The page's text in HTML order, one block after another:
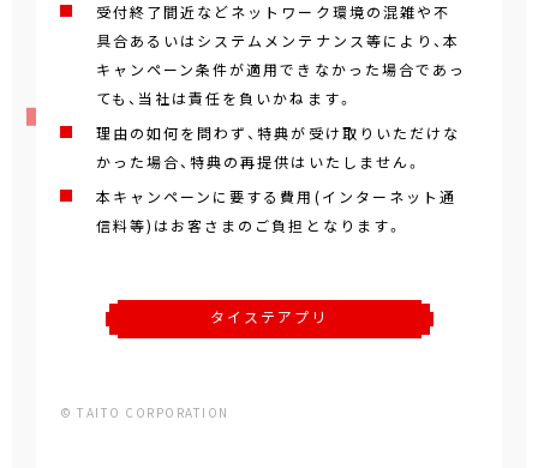
受付終了間近などネットワーク環境の混雑や不
具合あるいはシステムメンテナンス等により、本
キャンペーン条件が適用できなかった場合であっ
ても、当社は責任を負いかねます。
理由の如何を問わず、特典が受け取りいただけな
かった場合、特典の再提供はいたしません。
本キャンペーンに要する費用(インターネット通
信料等)はお客さまのご負担となります。
タイステアプリ
© TAITO CORPORATION